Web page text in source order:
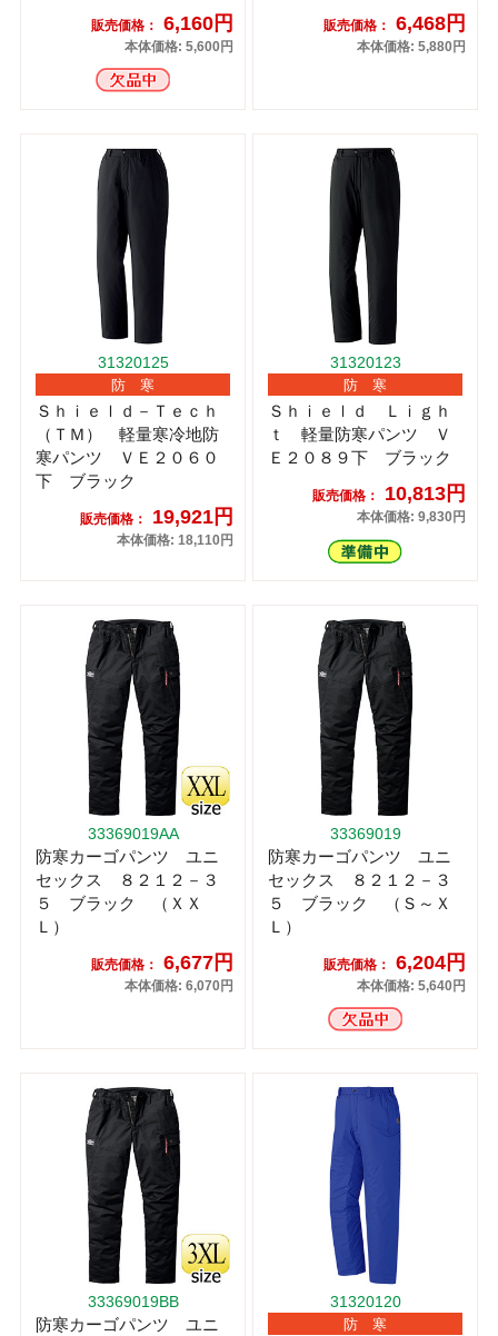
販売価格： 6,160円
本体価格: 5,600円
販売価格： 6,468円
本体価格: 5,880円
31320125
防 寒
Ｓｈｉｅｌｄ－Ｔｅｃｈ
（ＴＭ） 軽量寒冷地防
寒パンツ ＶＥ２０６０
下 ブラック
販売価格： 19,921円
本体価格: 18,110円
31320123
防 寒
Ｓｈｉｅｌｄ Ｌｉｇｈ
ｔ 軽量防寒パンツ Ｖ
Ｅ２０８９下 ブラック
販売価格： 10,813円
本体価格: 9,830円
33369019AA
防寒カーゴパンツ ユニ
セックス ８２１２－３
５ ブラック （ＸＸ
Ｌ）
販売価格： 6,677円
本体価格: 6,070円
33369019
防寒カーゴパンツ ユニ
セックス ８２１２－３
５ ブラック （Ｓ～Ｘ
Ｌ）
販売価格： 6,204円
本体価格: 5,640円
33369019BB
防寒カーゴパンツ ユニ
31320120
防 寒